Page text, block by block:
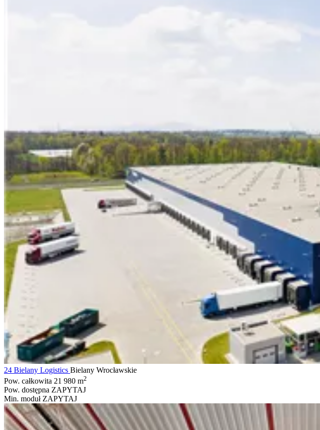
24 Bielany Logistics Bielany Wrocławskie
Pow. całkowita 21 980 m2
Pow. dostępna ZAPYTAJ
Min. moduł ZAPYTAJ